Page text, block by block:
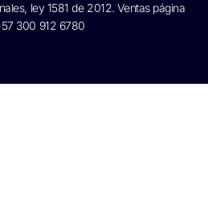
ley 1581 de 2012. Ventas página
300 912 6780